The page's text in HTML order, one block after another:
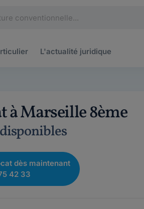
L'actualité juridique
à Marseille 8ème
dès maintenant
42 33